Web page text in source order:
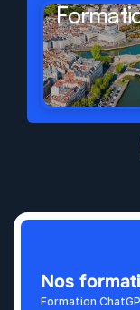
Nos
Formation